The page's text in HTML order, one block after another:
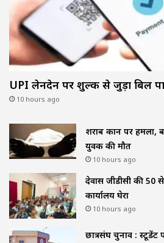
UPI लेनदेन पर शुल्क से जुड़ा बिल
10 hours ago
शराब दुकान पर
युवक की मौत
10 hours ago
देवास जीडीसी की
कार्यालय घेरा
10 hours ago
छात्रसंघ चुनाव : स्टूडेंट